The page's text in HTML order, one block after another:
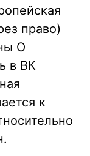
право)
О
в ВК
к